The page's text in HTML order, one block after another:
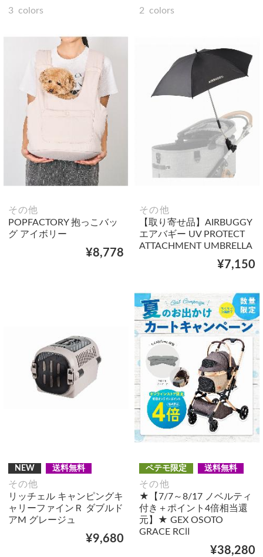
3 colors 2 colors
その他
POPFACTORY 抱っこバッ
グ アイボリー
¥8,778
その他
【取り寄せ品】AIRBUGGY
エアバギー UV PROTECT
ATTACHMENT UMBRELLA
¥7,150
NEW 送料無料
その他
リッチェル キャンピングキ
ャリーファインＲ ダブルド
アM グレージュ
¥9,680
ペテモ限定 送料無料
その他
★【7/7～8/17 ノベルティ
付き＋ポイント4倍相当還
元】★ GEX OSOTO
GRACE RCⅡ
¥38,280